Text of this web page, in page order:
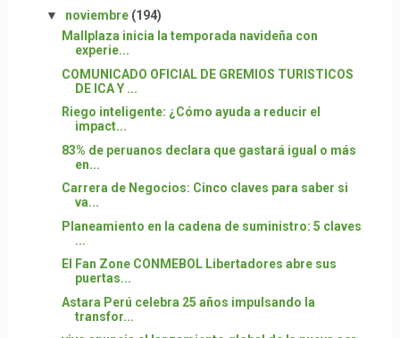
▼ noviembre (194)
Mallplaza inicia la temporada navideña con
experie...
COMUNICADO OFICIAL DE GREMIOS TURISTICOS
DE ICA Y ...
Riego inteligente: ¿Cómo ayuda a reducir el
impact...
83% de peruanos declara que gastará igual o más
en...
Carrera de Negocios: Cinco claves para saber si
va...
Planeamiento en la cadena de suministro: 5 claves
...
El Fan Zone CONMEBOL Libertadores abre sus
puertas...
Astara Perú celebra 25 años impulsando la
transfor...